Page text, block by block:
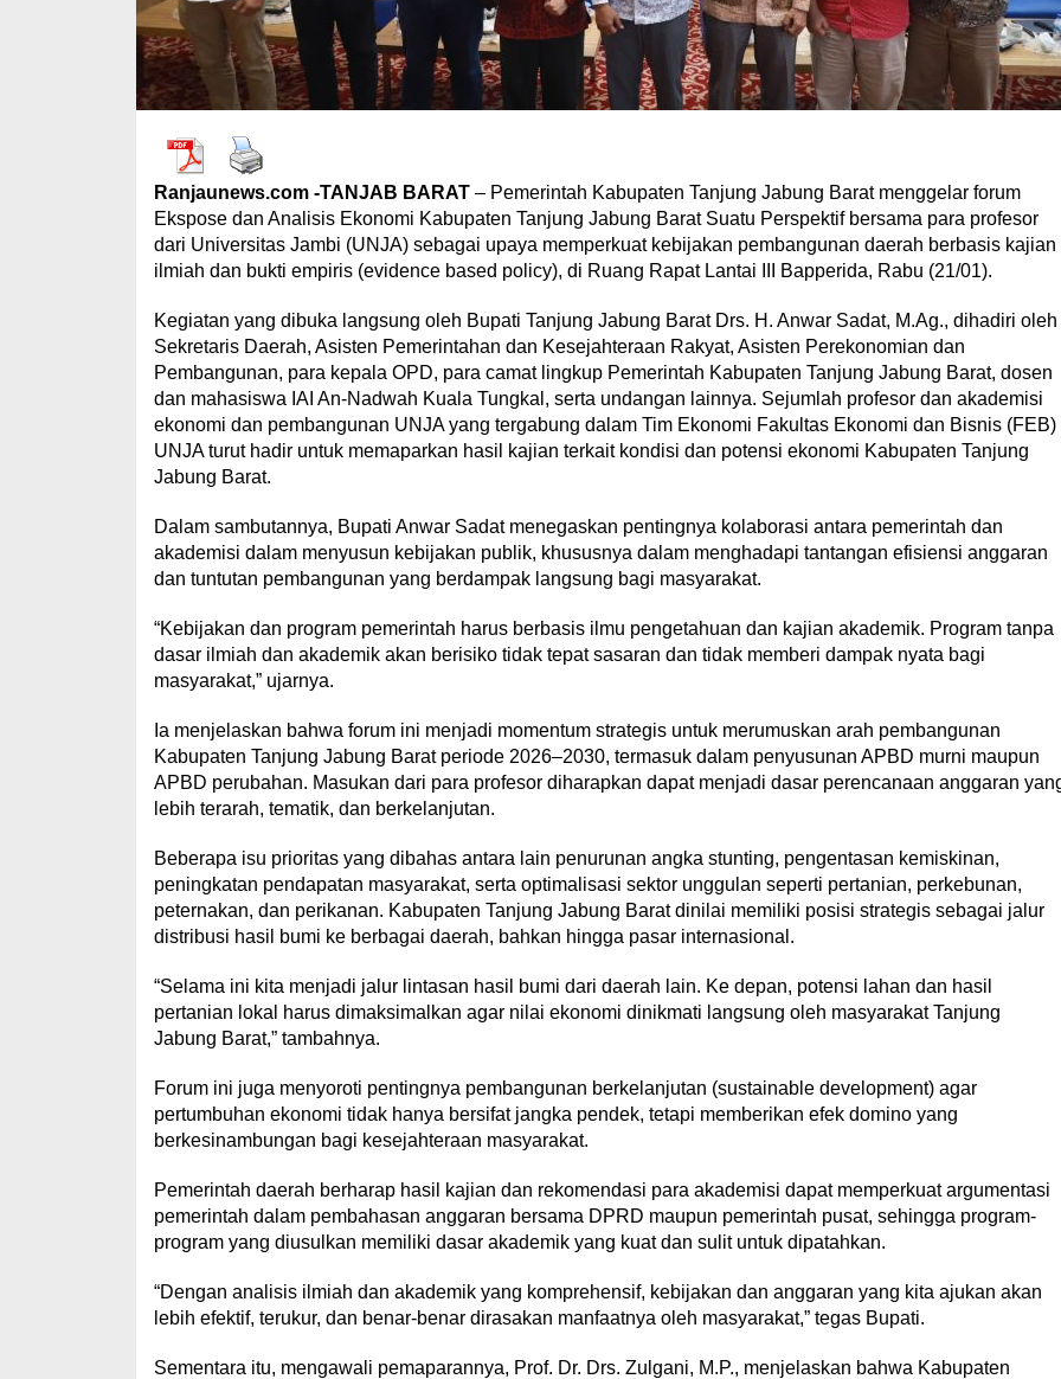
Ranjaunews.com -TANJAB BARAT– Pemerintah Kabupaten Tanjung Jabung Barat menggelar forum
Ekspose dan Analisis Ekonomi Kabupaten Tanjung Jabung Barat Suatu Perspektif bersama para profesor
dari Universitas Jambi (UNJA) sebagai upaya memperkuat kebijakan pembangunan daerah berbasis kajian
ilmiah dan bukti empiris (evidence based policy), di Ruang Rapat Lantai III Bapperida, Rabu (21/01).
Kegiatan yang dibuka langsung oleh Bupati Tanjung Jabung Barat Drs. H. Anwar Sadat, M.Ag., dihadiri oleh
Sekretaris Daerah, Asisten Pemerintahan dan Kesejahteraan Rakyat, Asisten Perekonomian dan
Pembangunan, para kepala OPD, para camat lingkup Pemerintah Kabupaten Tanjung Jabung Barat, dosen
dan mahasiswa IAI An-Nadwah Kuala Tungkal, serta undangan lainnya. Sejumlah profesor dan akademisi
ekonomi dan pembangunan UNJA yang tergabung dalam Tim Ekonomi Fakultas Ekonomi dan Bisnis (FEB)
UNJA turut hadir untuk memaparkan hasil kajian terkait kondisi dan potensi ekonomi Kabupaten Tanjung
Jabung Barat.
Dalam sambutannya, Bupati Anwar Sadat menegaskan pentingnya kolaborasi antara pemerintah dan
akademisi dalam menyusun kebijakan publik, khususnya dalam menghadapi tantangan efisiensi anggaran
dan tuntutan pembangunan yang berdampak langsung bagi masyarakat.
“Kebijakan dan program pemerintah harus berbasis ilmu pengetahuan dan kajian akademik. Program tanpa
dasar ilmiah dan akademik akan berisiko tidak tepat sasaran dan tidak memberi dampak nyata bagi
masyarakat,” ujarnya.
Ia menjelaskan bahwa forum ini menjadi momentum strategis untuk merumuskan arah pembangunan
Kabupaten Tanjung Jabung Barat periode 2026–2030, termasuk dalam penyusunan APBD murni maupun
APBD perubahan. Masukan dari para profesor diharapkan dapat menjadi dasar perencanaan anggaran
lebih terarah, tematik, dan berkelanjutan.
Beberapa isu prioritas yang dibahas antara lain penurunan angka stunting, pengentasan kemiskinan,
peningkatan pendapatan masyarakat, serta optimalisasi sektor unggulan seperti pertanian, perkebunan,
peternakan, dan perikanan. Kabupaten Tanjung Jabung Barat dinilai memiliki posisi strategis sebagai jalur
distribusi hasil bumi ke berbagai daerah, bahkan hingga pasar internasional.
“Selama ini kita menjadi jalur lintasan hasil bumi dari daerah lain. Ke depan, potensi lahan dan hasil
pertanian lokal harus dimaksimalkan agar nilai ekonomi dinikmati langsung oleh masyarakat Tanjung
Jabung Barat,” tambahnya.
Forum ini juga menyoroti pentingnya pembangunan berkelanjutan (sustainable development) agar
pertumbuhan ekonomi tidak hanya bersifat jangka pendek, tetapi memberikan efek domino yang
berkesinambungan bagi kesejahteraan masyarakat.
Pemerintah daerah berharap hasil kajian dan rekomendasi para akademisi dapat memperkuat argumentasi
pemerintah dalam pembahasan anggaran bersama DPRD maupun pemerintah pusat, sehingga program-
program yang diusulkan memiliki dasar akademik yang kuat dan sulit untuk dipatahkan.
“Dengan analisis ilmiah dan akademik yang komprehensif, kebijakan dan anggaran yang kita ajukan akan
lebih efektif, terukur, dan benar-benar dirasakan manfaatnya oleh masyarakat,” tegas Bupati.
Sementara itu, mengawali pemaparannya, Prof. Dr. Drs. Zulgani, M.P., menjelaskan bahwa Kabupaten